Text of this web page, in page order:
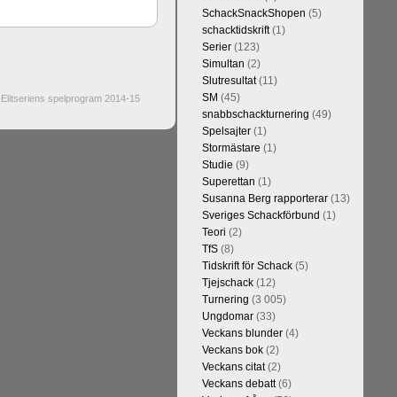
Elitseriens spelprogram 2014-15
SchackSnackShopen (5)
schacktidskrift(1)
Serier(123)
Simultan (2)
Slutresultat(11)
SM (45)
snabbschackturnering (49)
Spelsajter(1)
Stormästare (1)
Studie (9)
Superettan (1)
Susanna Berg rapporterar(13)
Sveriges Schackförbund (1)
Teori (2)
TfS(8)
Tidskrift för Schack(5)
Tjejschack(12)
Turnering (3 005)
Ungdomar(33)
Veckans blunder(4)
Veckans bok(2)
Veckans citat(2)
Veckans debatt(6)